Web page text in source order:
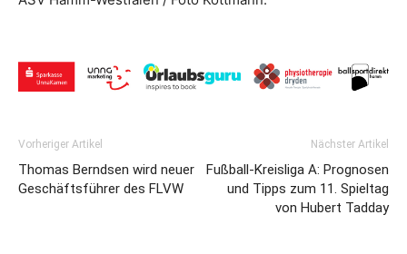
Vorheriger Artikel
Thomas Berndsen wird neuer
Geschäftsführer des FLVW
Nächster Artikel
Fußball-Kreisliga A: Prognosen
und Tipps zum 11. Spieltag
von Hubert Tadday